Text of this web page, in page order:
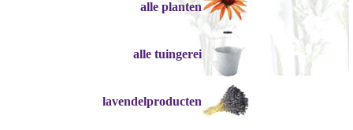
alle planten
alle tuingerei
lavendelproducten